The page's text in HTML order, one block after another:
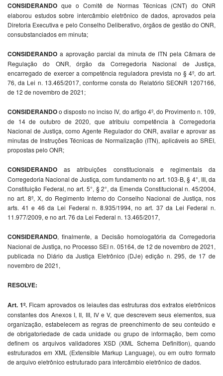
CONSIDERANDO que o Comitê de Normas Técnicas (CNT) do ONR
elaborou estudos sobre intercâmbio eletrônico de dados, aprovados pela
Diretoria Executiva e pelo Conselho Deliberativo, órgãos de gestão do ONR,
consubstanciados em minuta;
CONSIDERANDO a aprovação parcial da minuta de ITN pela Câmara de
Regulação do ONR, órgão da Corregedoria Nacional de Justiça,
encarregado de exercer a competência reguladora prevista no § 4º, do art.
76, da Lei n. 13.465/2017, conforme consta do Relatório SEONR 1207166,
de 12 de novembro de 2021;
CONSIDERANDOo disposto no inciso IV, do artigo 4º, do Provimento n. 109,
de 14 de outubro de 2020, que atribuiu competência à Corregedoria
Nacional de Justiça, como Agente Regulador do ONR, avaliar e aprovar as
minutas de Instruções Técnicas de Normalização (ITN), aplicáveis ao SREI,
propostas pelo ONR;
CONSIDERANDO as atribuições constitucionais e regimentais da
Corregedoria Nacional de Justiça, com fundamento no art. 103-B, § 4°, III, da
Constituição Federal, no art. 5°, § 2°, da Emenda Constitucional n. 45/2004,
no art. 8º, X, do Regimento Interno do Conselho Nacional de Justiça, nos
arts. 41 e 46 da Lei Federal n. 8.935/1994, no art. 37 da Lei Federal n.
11.977/2009, e no art. 76 da Lei Federal n. 13.465/2017,
CONSIDERANDO, finalmente, a Decisão homologatória da Corregedoria
Nacional de Justiça, no Processo SEI n. 05164, de 12 de novembro de 2021,
publicada no Diário da Justiça Eletrônico (DJe) edição n. 295, de 17 de
novembro de 2021,
RESOLVE:
Art. 1º.Ficam aprovados os leiautes das estruturas dos extratos eletrônicos
constantes dos Anexos I, II, III, IV e V, que descrevem seus elementos, sua
organização, estabelecem as regras de preenchimento de seu conteúdo e
de obrigatoriedade de cada unidade ou grupo de informação, bem como
definem os arquivos validadores XSD (XML Schema Definition), quando
estruturados em XML (Extensible Markup Language), ou em outro formato
de arquivo eletrônico estruturado para intercâmbio eletrônico de dados.